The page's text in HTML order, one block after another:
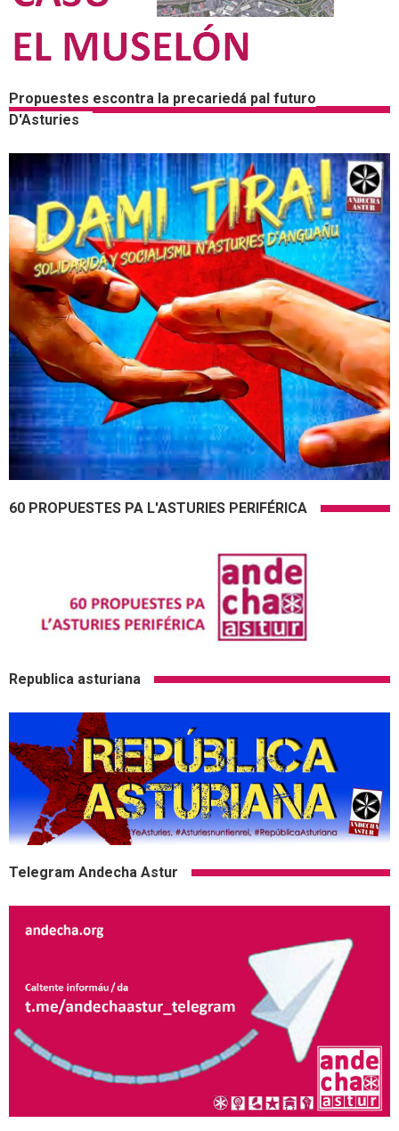
Propuestes escontra la precariedá pal futuro
D'Asturies
60 PROPUESTES PA L'ASTURIES PERIFÉRICA
Republica asturiana
Telegram Andecha Astur